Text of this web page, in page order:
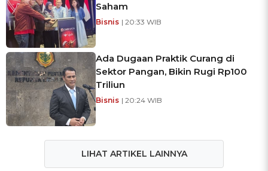
Saham
Bisnis | 20:33 WIB
Ada Dugaan Praktik Curang di
Sektor Pangan, Bikin Rugi Rp100
Triliun
Bisnis | 20:24 WIB
LIHAT ARTIKEL LAINNYA